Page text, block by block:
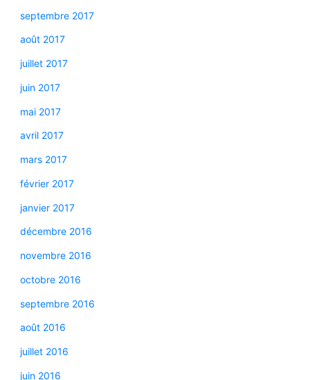
septembre 2017
août 2017
juillet 2017
juin 2017
mai 2017
avril 2017
mars 2017
février 2017
janvier 2017
décembre 2016
novembre 2016
octobre 2016
septembre 2016
août 2016
juillet 2016
juin 2016